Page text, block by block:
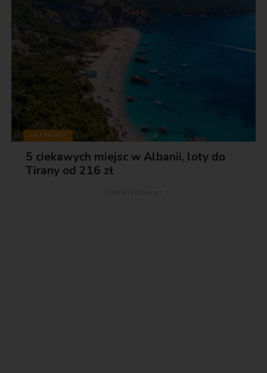
ARTYKUŁY
5 ciekawych miejsc w Albanii, loty do
Tirany od 216 zł